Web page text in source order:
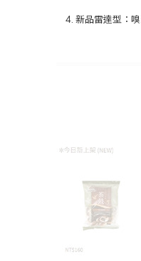
4. 新品雷達型：嗅